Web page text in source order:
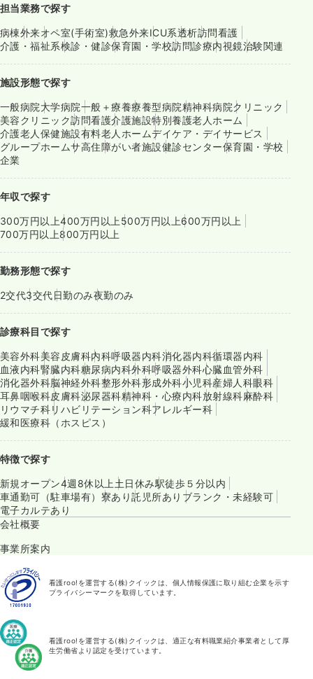
担当業務で探す
病棟外来オペ室(手術室)救急外来ICU系透析訪問看護
介護・福祉系検診・健診保育園・学校訪問診療内視鏡治験関連
施設形態で探す
一般病院大学病院一般＋療養療養型病院精神科病院クリニック
美容クリニック訪問看護介護施設特別養護老人ホーム
介護老人保健施設有料老人ホームデイケア・デイサービス
グループホームサ高住障がい者施設健診センター保育園・学校
企業
年収で探す
300万円以上400万円以上 500万円以上600万円以上
700万円以上800万円以上
勤務形態で探す
2交代3交代日勤のみ夜勤のみ
診療科目で探す
美容外科美容皮膚科内科呼吸器内科消化器内科循環器内科
血液内科腎臓内科糖尿病内科外科呼吸器外科心臓血管外科
消化器外科脳神経外科整形外科形成外科小児科産婦人科眼科
耳鼻咽喉科皮膚科泌尿器科精神科・心療内科放射線科麻酔科
リウマチ科リハビリテーション科アレルギー科
緩和医療科（ホスピス）
特徴で探す
新規オープン4週8休以上 土日休み駅徒歩５分以内
車通勤可（駐車場有） 寮あり託児所あり ブランク・未経験可
電子カルテあり
会社概要
事業所案内
看護roo!を運営する(株)クイックは、個人情報保護に取り組む企業を示す
プライバシーマークを取得しています。
看護roo!を運営する(株)クイックは、適正な有料職業紹介事業者として厚
生労働省より認定を受けています。